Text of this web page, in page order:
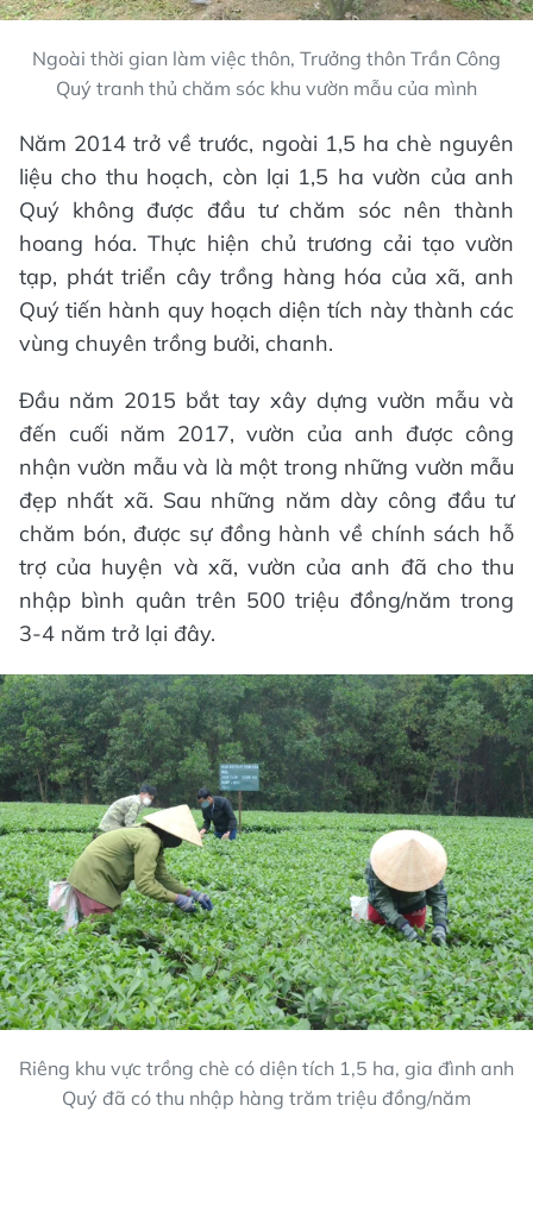
Ngoài thời gian làm việc thôn, Trưởng thôn Trần Công
Quý tranh thủ chăm sóc khu vườn mẫu của mình
Năm 2014 trở về trước, ngoài 1,5 ha chè nguyên
liệu cho thu hoạch, còn lại 1,5 ha vườn của anh
Quý không được đầu tư chăm sóc nên thành
hoang hóa. Thực hiện chủ trương cải tạo vườn
tạp, phát triển cây trồng hàng hóa của xã, anh
Quý tiến hành quy hoạch diện tích này thành các
vùng chuyên trồng bưởi, chanh.
Đầu năm 2015 bắt tay xây dựng vườn mẫu và
đến cuối năm 2017, vườn của anh được công
nhận vườn mẫu và là một trong những vườn mẫu
đẹp nhất xã. Sau những năm dày công đầu tư
chăm bón, được sự đồng hành về chính sách hỗ
trợ của huyện và xã, vườn của anh đã cho thu
nhập bình quân trên 500 triệu đồng/năm trong
3-4 năm trở lại đây.
Riêng khu vực trồng chè có diện tích 1,5 ha, gia đình anh
Quý đã có thu nhập hàng trăm triệu đồng/năm